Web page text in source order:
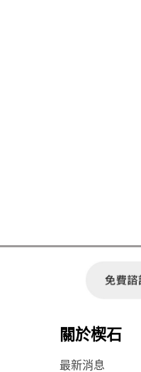
關於楔石
最新消息